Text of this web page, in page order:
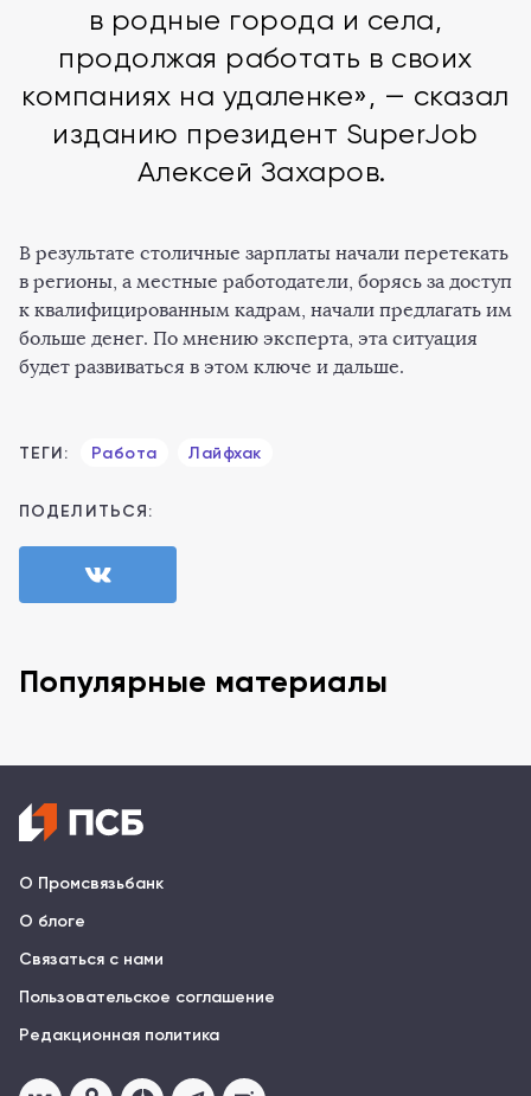
в родные города и села,
продолжая работать в своих
компаниях на удаленке», — сказал
изданию президент SuperJob
Алексей Захаров.
В результате столичные зарплаты начали перетекать
в регионы, а местные работодатели, борясь за доступ
к квалифицированным кадрам, начали предлагать им
больше денег. По мнению эксперта, эта ситуация
будет развиваться в этом ключе и дальше.
ТЕГИ: Работа Лайфхак
ПОДЕЛИТЬСЯ:
Популярные материалы
О Промсвязьбанк
О блоге
Связаться с нами
Пользовательское соглашение
Редакционная политика